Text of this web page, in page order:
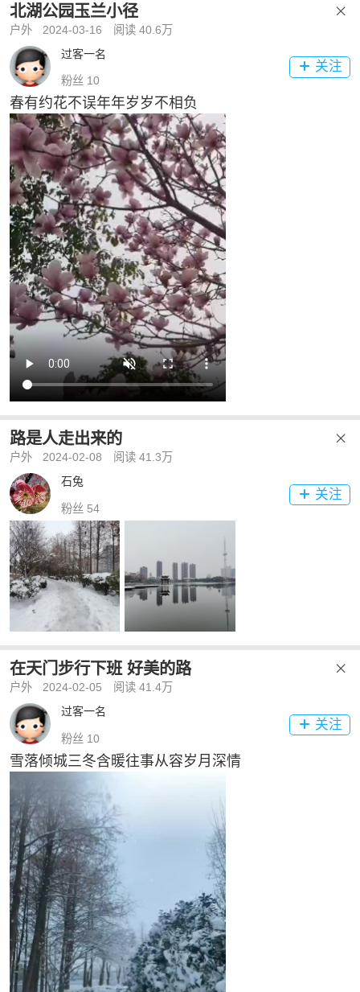
北湖公园玉兰小径 
户外 2024-03-16
阅读 40.6万
过客一名
粉丝 10
 关注
春有约花不误年年岁岁不相负
路是人走出来的 
户外 2024-02-08
阅读 41.3万
石兔
粉丝 54
 关注
在天门步行下班 好美的路 
户外 2024-02-05
阅读 41.4万
过客一名
粉丝 10
 关注
雪落倾城三冬含暖往事从容岁月深情